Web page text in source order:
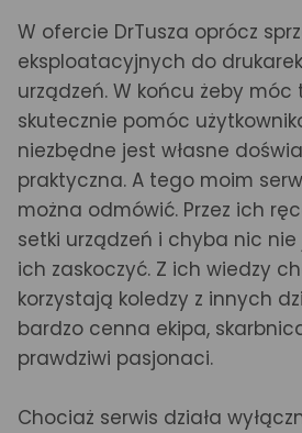
W ofercie DrTusza oprócz
eksploatacyjnych do
urządzeń. W końcu żeby móc
skutecznie pomóc
niezbędne jest własne
praktyczna. A tego moim
można odmówić. Przez ich
setki urządzeń i chyba nic
ich zaskoczyć. Z ich wiedzy
korzystają koledzy z innych
bardzo cenna ekipa,
prawdziwi pasjonaci.
Chociaż serwis działa